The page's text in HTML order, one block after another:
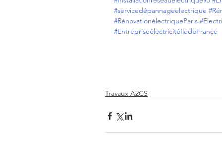
#servicedépannageelectrique
#RénovationélectriqueParis
#EntrepriseélectricitéIledeFrance
Travaux A2CS